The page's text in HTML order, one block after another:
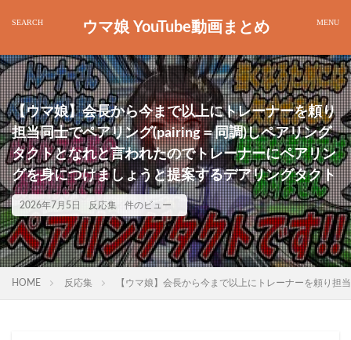
ウマ娘 YouTube動画まとめ
【ウマ娘】会長から今まで以上にトレーナーを頼り
担当同士でペアリング(pairing＝同調)しペアリング
タクトとなれと言われたのでトレーナーにペアリン
グを身につけましょうと提案するデアリングタクト
2026年7月5日 反応集 件のビュー
HOME 反応集 【ウマ娘】会長から今まで以上にトレーナーを頼り